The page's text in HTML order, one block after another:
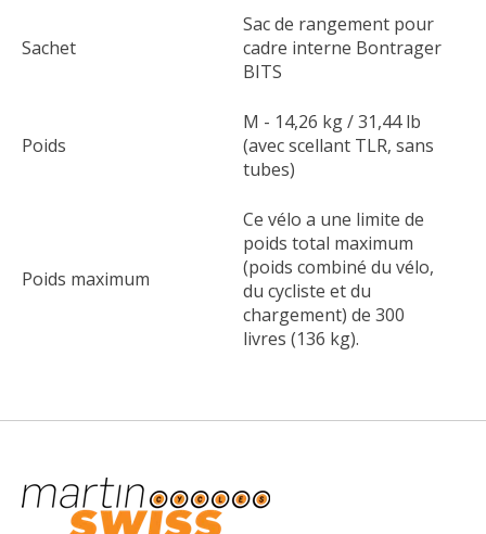
Sachet
Sac de rangement pour
cadre interne Bontrager
BITS
Poids
M - 14,26 kg / 31,44 lb
(avec scellant TLR, sans
tubes)
Poids maximum
Ce vélo a une limite de
poids total maximum
(poids combiné du vélo,
du cycliste et du
chargement) de 300
livres (136 kg).